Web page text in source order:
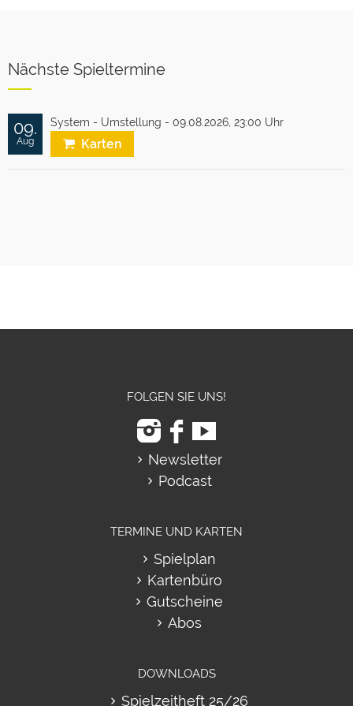
Nächste Spieltermine
09.
Aug
System - Umstellung - 09.08.2026, 23:00 Uhr
Karten
FOLGEN SIE UNS!
Newsletter
Podcast
TERMINE UND KARTEN
Spielplan
Kartenbüro
Gutscheine
Abos
DOWNLOADS
Spielzeitheft 25/26